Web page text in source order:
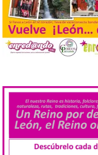
7 Ago 2026
Durante
agosto,
infantil
pudo
planetario
público infantil y, el resto
Más de 200.000
nacidos en 2008
solicitado el
Joven 2026 en su